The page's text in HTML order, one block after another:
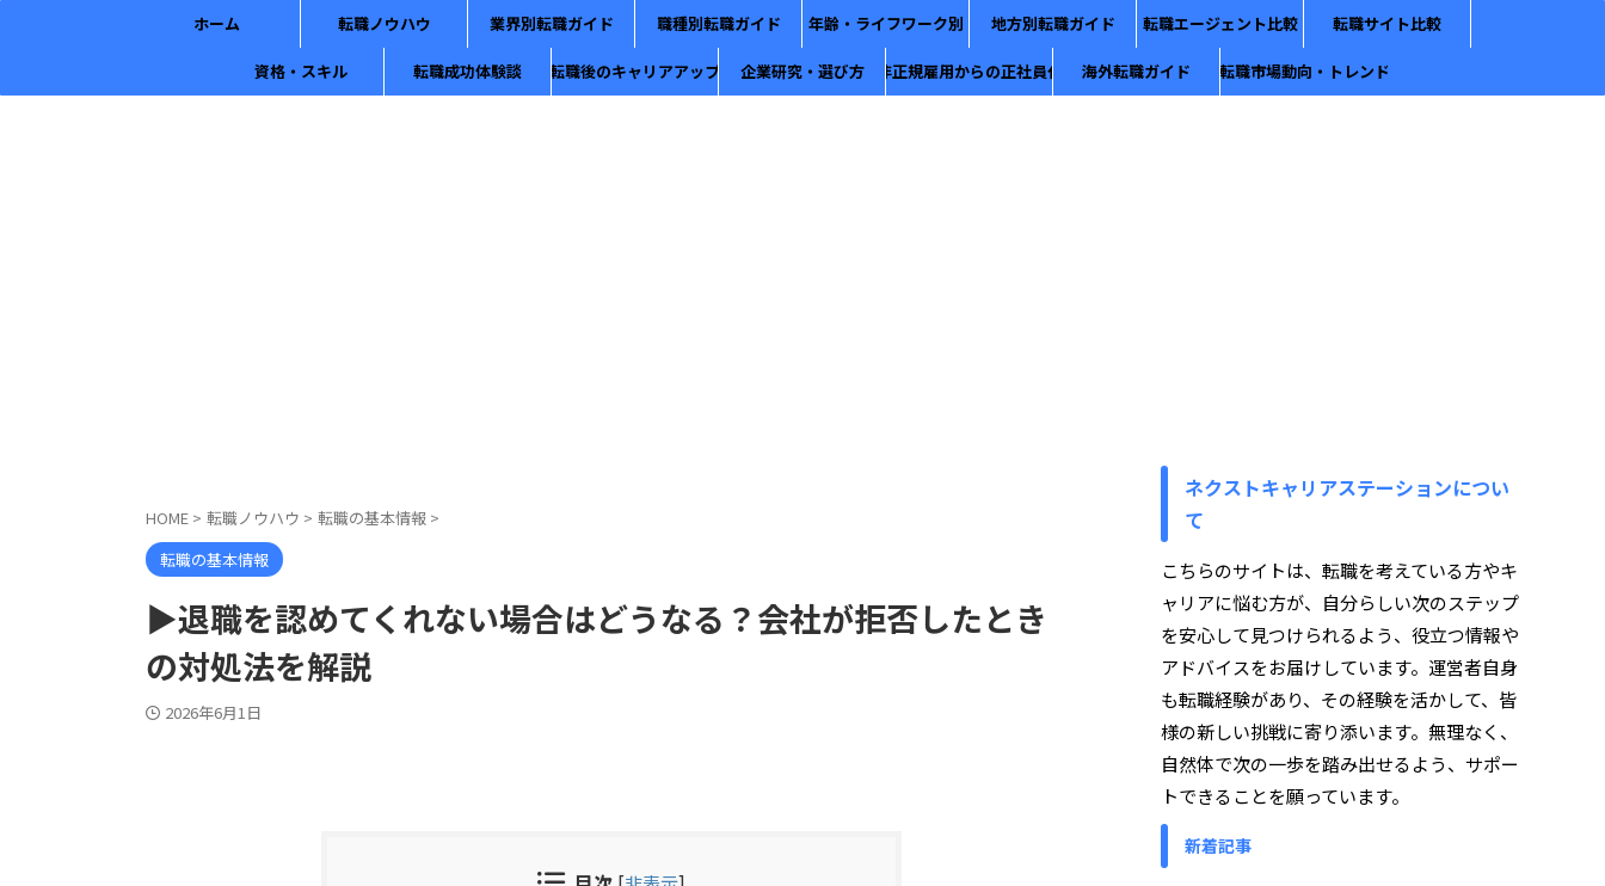
ホーム 転職ノウハウ 業界別転職ガイド 職種別転職ガイド 年齢・ライフワーク別 地方別転職ガイド 転職エージェント比較 転職サイト比較
資格・スキル 転職成功体験談 転職後のキャリアアップ 企業研究・選び方 非正規雇用からの正社員化 海外転職ガイド 転職市場動向・トレンド
HOME > 転職ノウハウ > 転職の基本情報 >
転職の基本情報
▶退職を認めてくれない場合はどうなる？会社が拒否したとき
の対処法を解説
2026年6月1日
ネクストキャリアステーションについ
て
こちらのサイトは、転職を考えている方やキ
ャリアに悩む方が、自分らしい次のステップ
を安心して見つけられるよう、役立つ情報や
アドバイスをお届けしています。運営者自身
も転職経験があり、その経験を活かして、皆
様の新しい挑戦に寄り添います。無理なく、
自然体で次の一歩を踏み出せるよう、サポー
トできることを願っています。
新着記事